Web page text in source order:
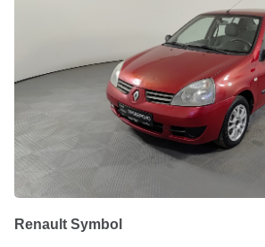
Renault Symbol